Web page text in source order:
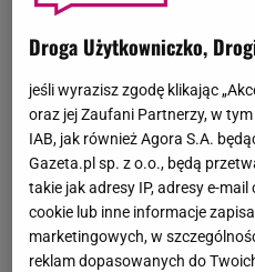
produkcjach.
Pełne imię i nazwisko:
Data urodzenia: 19 września
Miejsce urodzenia:
Zawód: aktorka
Rodzina: mąż Eryk
Facebook: facebook.com/
Droga Użytkowniczko,
jeśli wyrazisz zgodę klikając
oraz jej Zaufani Partnerzy, w tym
IAB, jak również Agora S.A.
Gazeta.pl sp. z o.o., będą
takie jak adresy IP, adresy e-
cookie lub inne informacje
marketingowych, w
reklam dopasowanych do